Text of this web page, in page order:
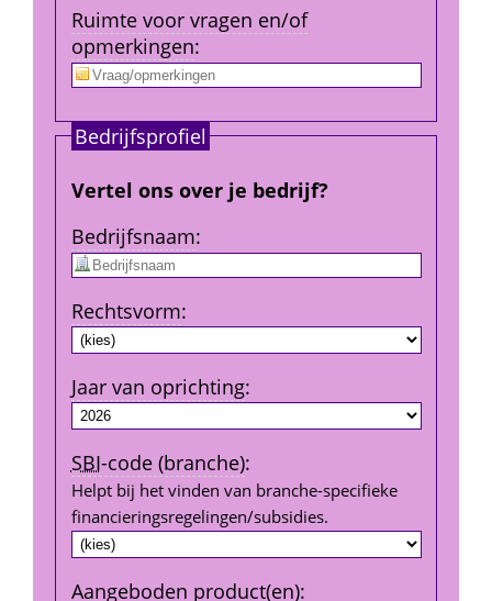
Ruimte voor vragen en/of
opmerkingen:
Bedrijfs­profiel
Vertel ons over je bedrijf?
Bedrijfs­naam:
Rechtsvorm:
Jaar van oprichting:
SBI-code (branche):
Helpt bij het vinden van branche-specifieke
financierings­regelingen/subsidies.
Aangeboden product(en):